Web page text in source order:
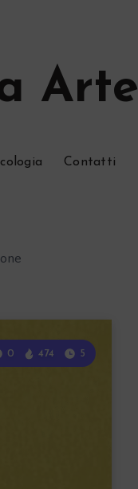
Arte
Contatti
0 474 5